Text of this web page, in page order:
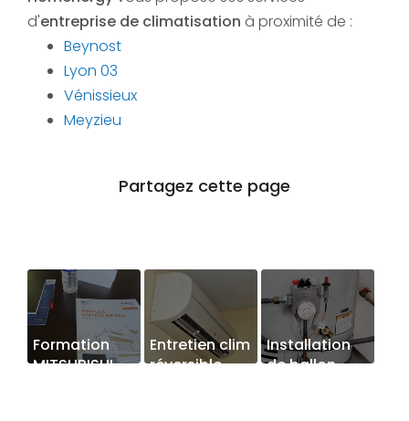
d'entreprise de climatisation à proximité de :
Beynost
Lyon 03
Vénissieux
Meyzieu
Formation
MITSUBISHI
Entretien clim
réversible
Installation
de ballon